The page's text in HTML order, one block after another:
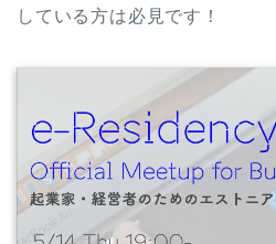
している方は必見です！